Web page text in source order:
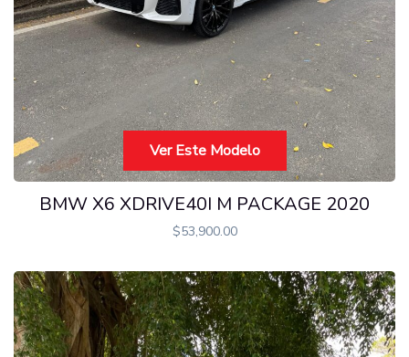
Ver Este Modelo
BMW X6 XDRIVE40I M PACKAGE 2020
$53,900.00